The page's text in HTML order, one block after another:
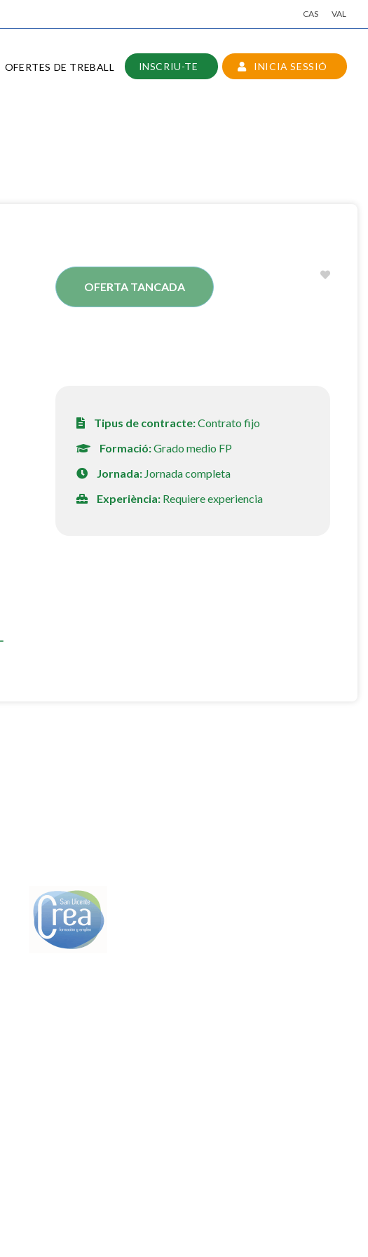
CAS VAL
OFERTES DE TREBALL INSCRIU-TE INICIA SESSIÓ
OFERTA TANCADA
Tipus de contracte:Contrato fijo
Formació:Grado medio FP
Jornada: Jornada completa
Experiència:Requiere experiencia